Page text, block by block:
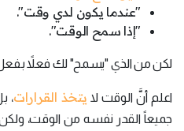
"عندما يكون لدي وقت".
"إذا سمح الوقت".
لكن من الذي "يسمح" لك فعلاً بفعل
اعلم أنَّ الوقت لا يتخذ القرارات،
جميعاً القدر نفسه من الوقت،